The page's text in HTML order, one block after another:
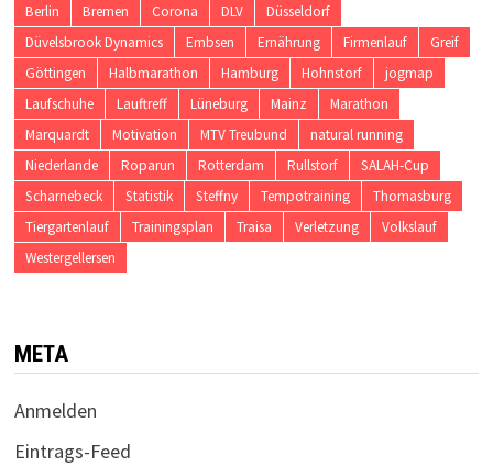
Berlin
Bremen Corona DLV
Düsseldorf
Düvelsbrook Dynamics
Embsen Ernährung Firmenlauf
Greif
Göttingen
Halbmarathon Hamburg Hohnstorf
jogmap
Laufschuhe
Lauftreff Lüneburg Mainz
Marathon
Marquardt
Motivation MTV Treubund
natural running
Niederlande
Roparun Rotterdam Rullstorf
SALAH-Cup
Scharnebeck
Statistik Steffny Tempotraining
Thomasburg
Tiergartenlauf
Trainingsplan Traisa Verletzung
Volkslauf
Westergellersen
META
Anmelden
Eintrags-Feed